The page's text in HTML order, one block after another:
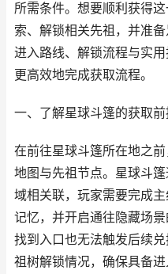
所需条件。想要顺利获得
索、解锁相关先祖，并准
进入路线、解锁流程与实
更高效地完成获取流程。
一、了解星球斗篷的获取前
在前往星球斗篷所在地之
地图与先祖节点。星球斗
域相关联，玩家需要完成
记忆，并开启通往隐藏场
找到入口也无法触发后续
祖树解锁情况，确保具备进